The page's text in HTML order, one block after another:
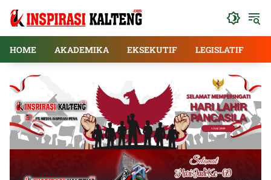
HOME
AKADEMIKA EKSEKUTIF LEGISLATIF